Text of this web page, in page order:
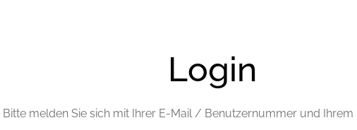
Login
Bitte melden Sie sich mit Ihrer E-Mail / Benutzernummer und Ihrem